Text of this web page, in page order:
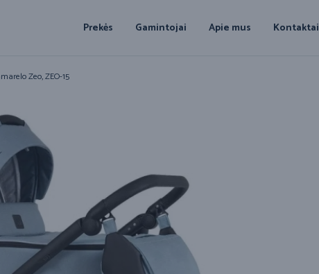
Prekės Gamintojai Apie mus Kontaktai
Zeo, ZEO-15